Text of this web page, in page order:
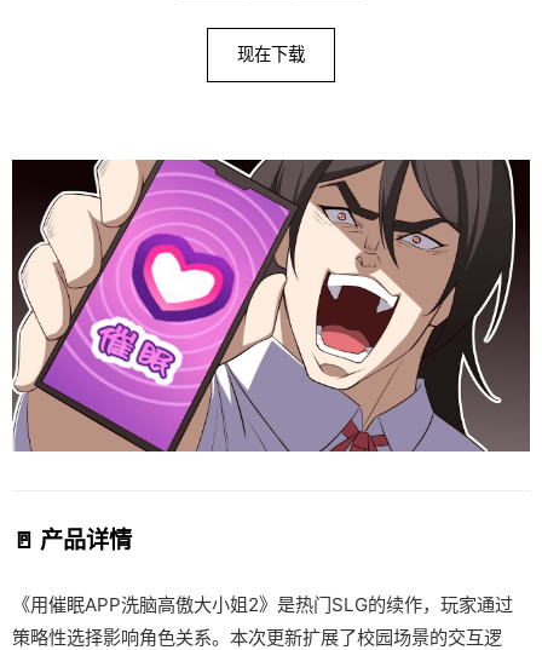
现在下载
🚪 产品详情
《用催眠APP洗脑高傲大小姐2》是热门SLG的续作，玩家通过
策略性选择影响角色关系。本次更新扩展了校园场景的交互逻